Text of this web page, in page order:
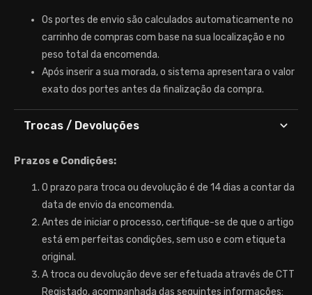
Os portes de envio são calculados automaticamente no
carrinho de compras com base na sua localização e no
peso total da encomenda.
Após inserir a sua morada, o sistema apresentara o valor
exato dos portes antes da finalização da compra.
Trocas / Devoluções
Prazos e Condições:
O prazo para troca ou devolução é de 14 dias a contar da
data de envio da encomenda.
Antes de iniciar o processo, certifique-se de que o artigo
está em perfeitas condições, sem uso e com etiqueta
original.
A troca ou devolução deve ser efetuada através de CTT
Registado, acompanhada das seguintes informações: